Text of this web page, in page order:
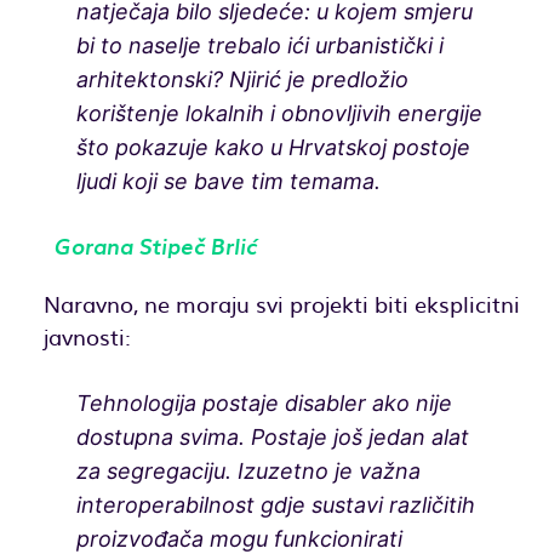
natječaja bilo sljedeće: u kojem smjeru
bi to naselje trebalo ići urbanistički i
arhitektonski? Njirić je predložio
korištenje lokalnih i obnovljivih energije
što pokazuje kako u Hrvatskoj postoje
ljudi koji se bave tim temama.
Gorana Stipeč Brlić
Naravno, ne moraju svi projekti biti eksplicitni
javnosti:
Tehnologija postaje disabler ako nije
dostupna svima. Postaje još jedan alat
za segregaciju. Izuzetno je važna
interoperabilnost gdje sustavi različitih
proizvođača mogu funkcionirati